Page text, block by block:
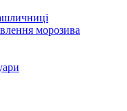
морозива